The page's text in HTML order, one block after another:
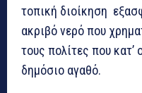
τοπική διοίκηση
ακριβό νερό που
τους πολίτες που κατ’
δημόσιο αγαθό.